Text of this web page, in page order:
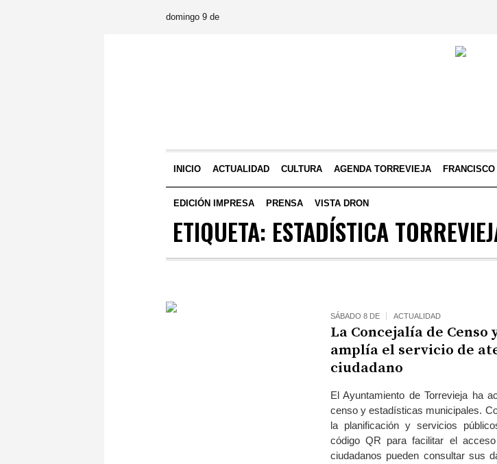
domingo 9 de
INICIO ACTUALIDAD CULTURA AGENDA TORREVIEJA
EDICIÓN IMPRESA PRENSA VISTA DRON
ETIQUETA: ESTADÍSTICA
SÁBADO 8 DE ACTUALIDAD
La Concejalía de Censo
amplía el servicio de
ciudadano
El Ayuntamiento de Torrevieja ha
censo y estadísticas municipales.
la planificación y servicios
código QR para facilitar el
ciudadanos pueden consultar sus